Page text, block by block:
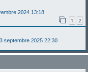
2024 13:18
1 2
septembre 2025 22:30